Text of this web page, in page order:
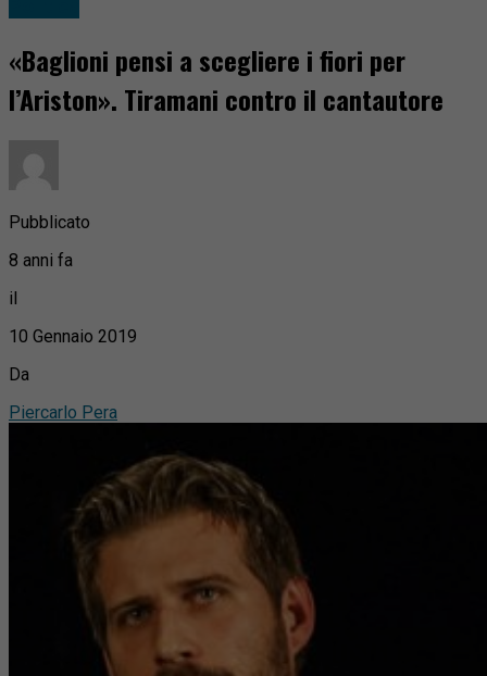
«Baglioni pensi a scegliere i fiori per
l’Ariston». Tiramani contro il cantautore
Pubblicato
8 anni fa
il
10 Gennaio 2019
Da
Piercarlo Pera